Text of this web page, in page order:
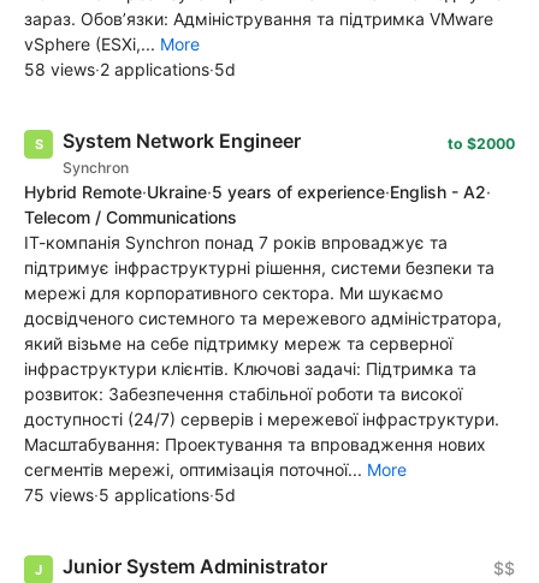
зараз. Обовʼязки: Адміністрування та підтримка VMware
vSphere (ESXi,... More
58 views·2 applications·5d
System Network Engineer
Synchron
to $2000
Hybrid Remote·Ukraine·5 years of experience·English - A2·
Telecom / Communications
ІТ-компанія Synchron понад 7 років впроваджує та
підтримує інфраструктурні рішення, системи безпеки та
мережі для корпоративного сектора. Ми шукаємо
досвідченого системного та мережевого адміністратора,
який візьме на себе підтримку мереж та серверної
інфраструктури клієнтів. Ключові задачі: Підтримка та
розвиток: Забезпечення стабільної роботи та високої
доступності (24/7) серверів і мережевої інфраструктури.
Масштабування: Проектування та впровадження нових
сегментів мережі, оптимізація поточної... More
75 views·5 applications·5d
Junior System Administrator $$